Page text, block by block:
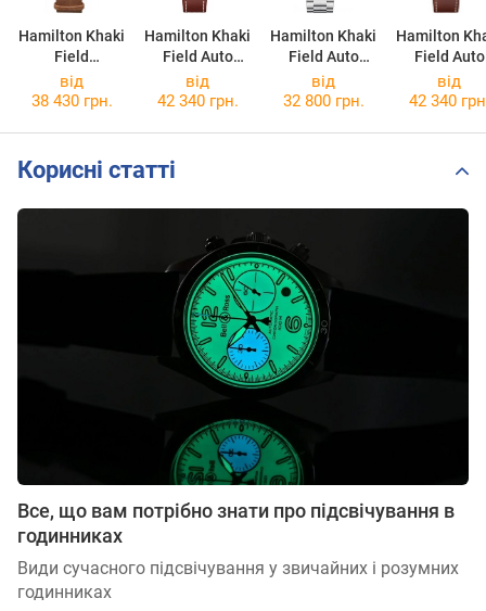
Hamilton Khaki
Field
Mechanical
H69439511
Hamilton Khaki
Field Auto
H70455540
Hamilton Khaki
Field Auto
H70605163
Hamilton
Field Auto
від
38 430 грн.
від
42 340 грн.
від
32 800 грн.
від
42 340
Корисні статті
Все, що вам потрібно знати про підсвічування в
годинниках
Види сучасного підсвічування у звичайних і розумних
годинниках